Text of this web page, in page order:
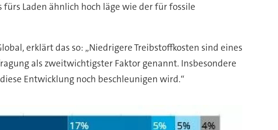
Laden ähnlich hoch läge wie der für fossile
erklärt das so: „Niedrigere Treibstoffkosten sind eines
als zweitwichtigster Faktor genannt. Insbesondere
Entwicklung noch beschleunigen wird.“